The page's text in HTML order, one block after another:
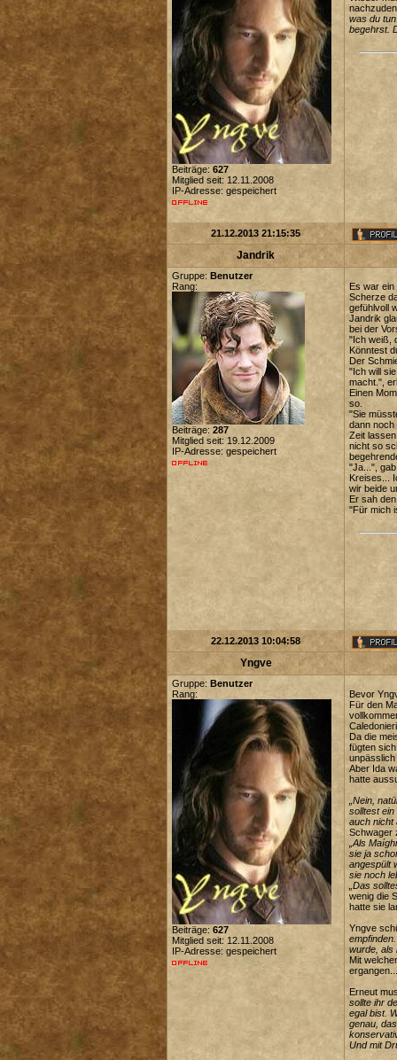
Beiträge: 627
Mitglied seit: 12.11.2008
IP-Adresse: gespeichert
was du
begehrst.
21.12.2013 21:15:35
Jandrik
Gruppe: Benutzer
Rang:
Beiträge: 287
Mitglied seit: 19.12.2009
IP-Adresse: gespeichert
Es war
Scherze
gefühlvoll
Jandrik
bei der
"Ich weiß,
Könntest
Der
"Ich will
macht.",
Einen
so.
"Sie
dann noch
Zeit
nicht so
"Ja...",
Kreises...
wir beide
Er sah
"Für mich
22.12.2013 10:04:58
Yngve
Gruppe: Benutzer
Rang:
Beiträge: 627
Mitglied seit: 12.11.2008
IP-Adresse: gespeichert
Bevor
Für den
Da die
fügten
unpässlich
Aber Ida
hatte
„Nein,
solltest ein
auch nicht
Schwager
„Als
sie ja
angespült
sie noch
„Das
wenig die
hatte sie
Yngve
wurde, als
Mit
Erneut
sollte ihr
egal bist.
genau,
Und mit